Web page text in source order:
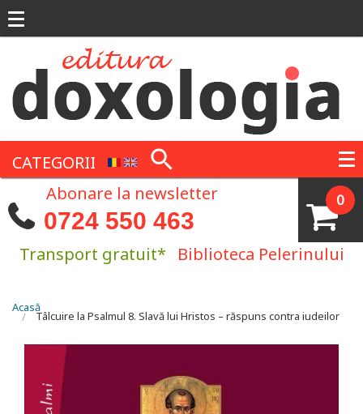
CATEGORII
0
Abonare la newsletter
0724 550 463
Transport gratuit* Biblioteca Pelerinului
Eşti aici
Acasă
Tâlcuire la Psalmul 8. Slavă lui Hristos – răspuns contra iudeilor